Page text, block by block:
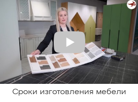
Сроки изготовления мебели